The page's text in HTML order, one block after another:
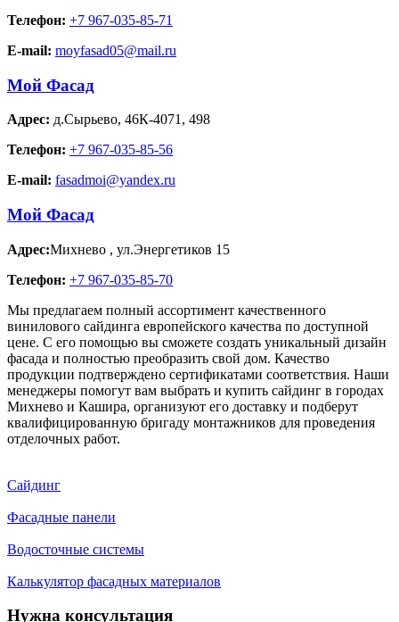
Телефон: +7 967-035-85-71
E-mail: moyfasad05@mail.ru
Мой Фасад
Адрес: д.Сырьево, 46К-4071, 498
Телефон: +7 967-035-85-56
E-mail: fasadmoi@yandex.ru
Мой Фасад
Адрес:Михнево , ул.Энергетиков 15
Телефон: +7 967-035-85-70
Мы предлагаем полный ассортимент качественного
винилового сайдинга европейского качества по доступной
цене. С его помощью вы сможете создать уникальный дизайн
фасада и полностью преобразить свой дом. Качество
продукции подтверждено сертификатами соответствия. Наши
менеджеры помогут вам выбрать и купить сайдинг в городах
Михнево и Кашира, организуют его доставку и подберут
квалифицированную бригаду монтажников для проведения
отделочных работ.
Сайдинг
Фасадные панели
Водосточные системы
Калькулятор фасадных материалов
Нужна консультация